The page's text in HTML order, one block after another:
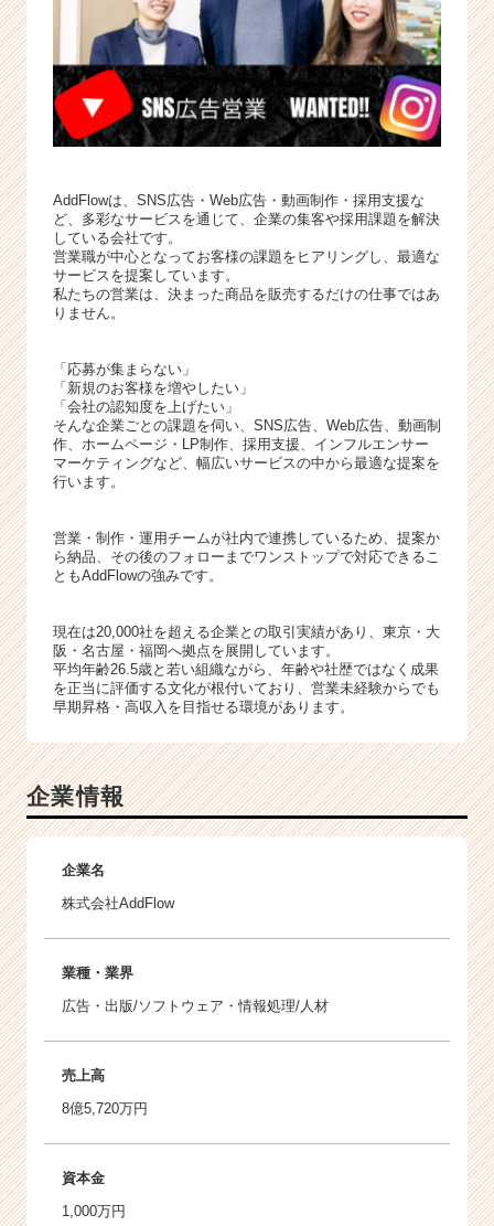
AddFlowは、SNS広告・Web広告・動画制作・採用支援な
ど、多彩なサービスを通じて、企業の集客や採用課題を解決
している会社です。
営業職が中心となってお客様の課題をヒアリングし、最適な
サービスを提案しています。
私たちの営業は、決まった商品を販売するだけの仕事ではあ
りません。
「応募が集まらない」
「新規のお客様を増やしたい」
「会社の認知度を上げたい」
そんな企業ごとの課題を伺い、SNS広告、Web広告、動画制
作、ホームページ・LP制作、採用支援、インフルエンサー
マーケティングなど、幅広いサービスの中から最適な提案を
行います。
営業・制作・運用チームが社内で連携しているため、提案か
ら納品、その後のフォローまでワンストップで対応できるこ
ともAddFlowの強みです。
現在は20,000社を超える企業との取引実績があり、東京・大
阪・名古屋・福岡へ拠点を展開しています。
平均年齢26.5歳と若い組織ながら、年齢や社歴ではなく成果
を正当に評価する文化が根付いており、営業未経験からでも
早期昇格・高収入を目指せる環境があります。
企業情報
企業名
株式会社AddFlow
業種・業界
広告・出版/ソフトウェア・情報処理/人材
売上高
8億5,720万円
資本金
1,000万円